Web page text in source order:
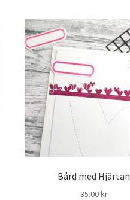
Bård med Hjärtan
35.00kr